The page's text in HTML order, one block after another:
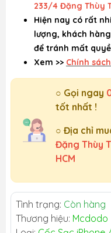
233/4 Đặng Thùy
Hiện nay có rất
lượng, khách
để tránh mất
Xem >> Chính
○ Gọi ngay
tốt nhất !
○ Địa chỉ
Đặng Thùy
HCM
Tình trạng: Còn hàng
Thương hiệu: Mcdodo